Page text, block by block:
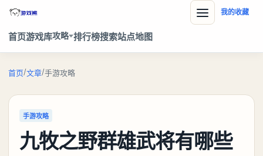
首页游戏库攻略 排行榜搜索站点地图
我的收藏
首页/文章/手游攻略
手游攻略
九牧之野群雄武将有哪些